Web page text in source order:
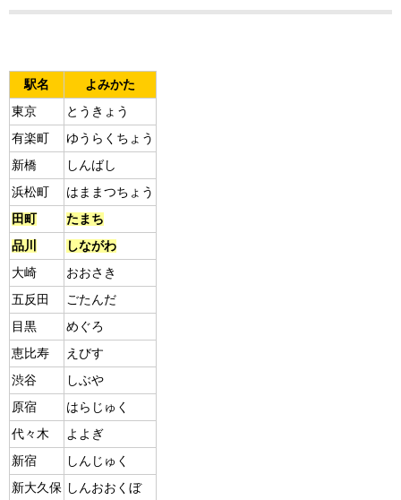
駅名
よみかた
東京
とうきょう
有楽町
ゆうらくちょう
新橋
しんばし
浜松町
はままつちょう
田町
たまち
品川
しながわ
大崎
おおさき
五反田
ごたんだ
目黒
めぐろ
恵比寿
えびす
渋谷
しぶや
原宿
はらじゅく
代々木
よよぎ
新宿
しんじゅく
新大久保 しんおおくぼ